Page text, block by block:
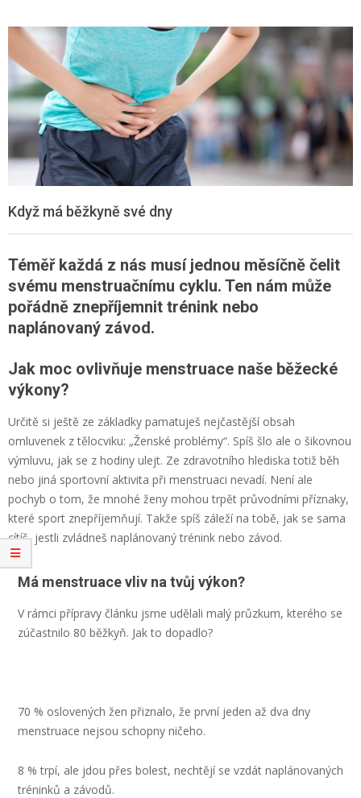
Když má běžkyně své dny
Téměř každá z nás musí jednou měsíčně čelit
svému menstruačnímu cyklu. Ten nám může
pořádně znepříjemnit trénink nebo
naplánovaný závod.
Jak moc ovlivňuje menstruace naše běžecké
výkony?
Určitě si ještě ze základky pamatuješ nejčastější obsah
omluvenek z tělocviku: „Ženské problémy“. Spíš šlo ale o šikovnou
výmluvu, jak se z hodiny ulejt. Ze zdravotního hlediska totiž běh
nebo jiná sportovní aktivita při menstruaci nevadí. Není ale
pochyb o tom, že mnohé ženy mohou trpět průvodními příznaky,
které sport znepříjemňují. Takže spíš záleží na tobě, jak se sama
cítíš, jestli zvládneš naplánovaný trénink nebo závod.
Má menstruace vliv na tvůj výkon?
V rámci přípravy článku jsme udělali malý průzkum, kterého se
zúčastnilo 80 běžkyň. Jak to dopadlo?
70 % oslovených žen přiznalo, že první jeden až dva dny
menstruace nejsou schopny ničeho.
8 % trpí, ale jdou přes bolest, nechtějí se vzdát naplánovaných
tréninků a závodů.